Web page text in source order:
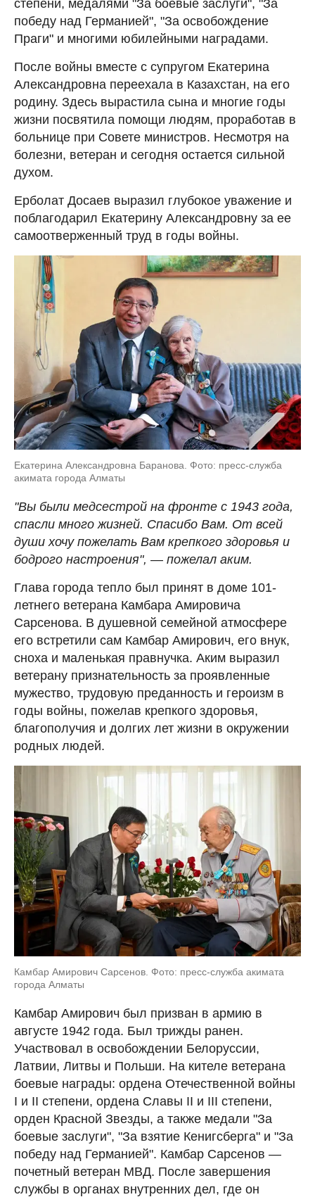
степени, медалями "За боевые заслуги", "За
победу над Германией", "За освобождение
Праги" и многими юбилейными наградами.
После войны вместе с супругом Екатерина
Александровна переехала в Казахстан, на его
родину. Здесь вырастила сына и многие годы
жизни посвятила помощи людям, проработав в
больнице при Совете министров. Несмотря на
болезни, ветеран и сегодня остается сильной
духом.
Ерболат Досаев выразил глубокое уважение и
поблагодарил Екатерину Александровну за ее
самоотверженный труд в годы войны.
Екатерина Александровна Баранова. Фото: пресс-служба
акимата города Алматы
"Вы были медсестрой на фронте с 1943 года,
спасли много жизней. Спасибо Вам. От всей
души хочу пожелать Вам крепкого здоровья и
бодрого настроения", — пожелал аким.
Глава города тепло был принят в доме 101-
летнего ветерана Камбара Амировича
Сарсенова. В душевной семейной атмосфере
его встретили сам Камбар Амирович, его внук,
сноха и маленькая правнучка. Аким выразил
ветерану признательность за проявленные
мужество, трудовую преданность и героизм в
годы войны, пожелав крепкого здоровья,
благополучия и долгих лет жизни в окружении
родных людей.
Камбар Амирович Сарсенов. Фото: пресс-служба акимата
города Алматы
Камбар Амирович был призван в армию в
августе 1942 года. Был трижды ранен.
Участвовал в освобождении Белоруссии,
Латвии, Литвы и Польши. На кителе ветерана
боевые награды: ордена Отечественной войны
I и II степени, ордена Славы II и III степени,
орден Красной Звезды, а также медали "За
боевые заслуги", "За взятие Кенигсберга" и "За
победу над Германией". Камбар Сарсенов —
почетный ветеран МВД. После завершения
службы в органах внутренних дел, где он